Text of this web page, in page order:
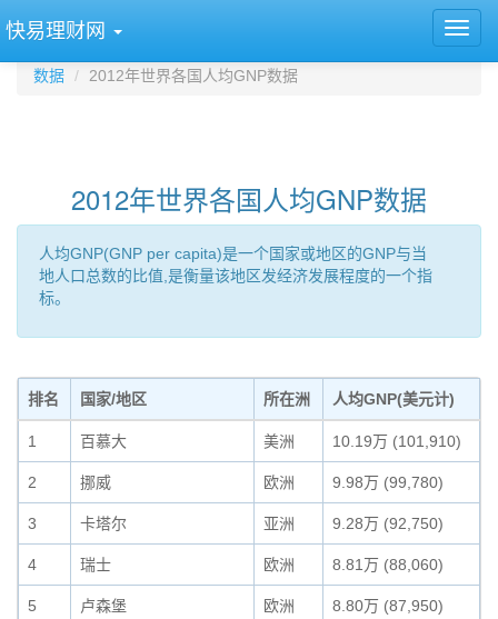
快易理财网
数据 2012年世界各国人均GNP数据
2012年世界各国人均GNP数据
人均GNP(GNP per capita)是一个国家或地区的GNP与当
地人口总数的比值,是衡量该地区发经济发展程度的一个指
标。
排名 国家/地区 所在洲 人均GNP(美元计)
1 百慕大 美洲 10.19万 (101,910)
2 挪威 欧洲 9.98万 (99,780)
3 卡塔尔 亚洲 9.28万 (92,750)
4 瑞士 欧洲 8.81万 (88,060)
5 卢森堡 欧洲 8.80万 (87,950)